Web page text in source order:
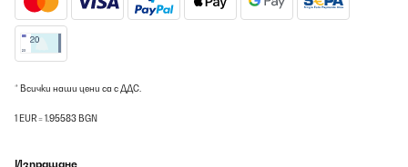
* Всички наши цени са с ДДС.
1 EUR = 1.95583 BGN
Изпращане